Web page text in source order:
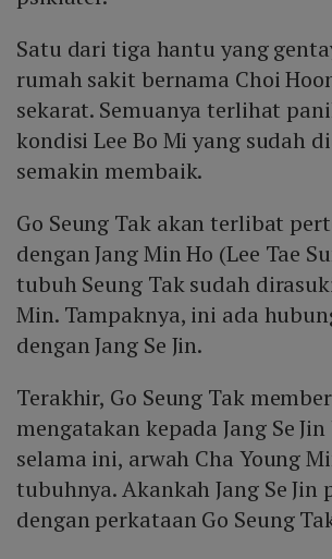
Satu dari tiga hantu yang
rumah sakit bernama Choi
sekarat. Semuanya terlihat
kondisi Lee Bo Mi yang sudah
semakin membaik.
Go Seung Tak akan terlibat
dengan Jang Min Ho (Lee Tae
tubuh Seung Tak sudah
Min. Tampaknya, ini ada
dengan Jang Se Jin.
Terakhir, Go Seung Tak
mengatakan kepada Jang Se
selama ini, arwah Cha Young
tubuhnya. Akankah Jang Se Jin
dengan perkataan Go Seung